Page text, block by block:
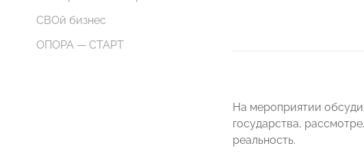
СВОй бизнес
ОПОРА — СТАРТ
На мероприятии
государства,
реальность.